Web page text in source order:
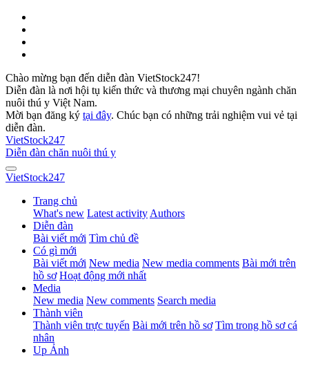
Chào mừng bạn đến diễn đàn VietStock247!
Diễn đàn là nơi hội tụ kiến thức và thương mại chuyên ngành chăn
nuôi thú y Việt Nam.
Mời bạn đăng ký tại đây. Chúc bạn có những trải nghiệm vui vẻ tại
diễn đàn.
VietStock247
Diễn đàn chăn nuôi thú y
VietStock247
Trang chủ
What's new Latest activity Authors
Diễn đàn
Bài viết mới Tìm chủ đề
Có gì mới
Bài viết mới New media New media comments Bài mới trên
hồ sơ Hoạt động mới nhất
Media
New media New comments Search media
Thành viên
Thành viên trực tuyến Bài mới trên hồ sơ Tìm trong hồ sơ cá
nhân
Up Ảnh